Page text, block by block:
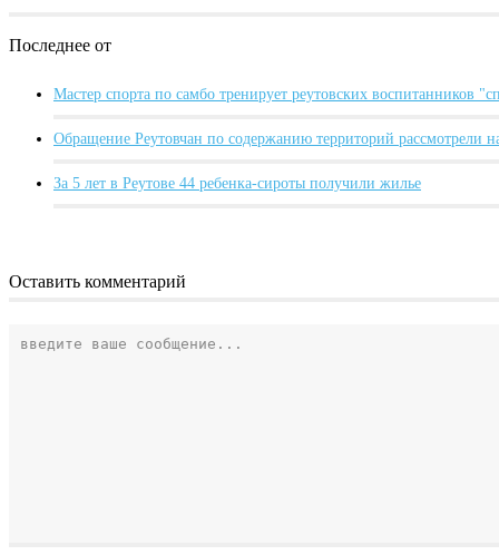
Последнее от
Мастер спорта по самбо тренирует реутовских воспитанников
Обращение Реутовчан по содержанию территорий рассмотрели
За 5 лет в Реутове 44 ребенка-сироты получили жилье
Оставить комментарий